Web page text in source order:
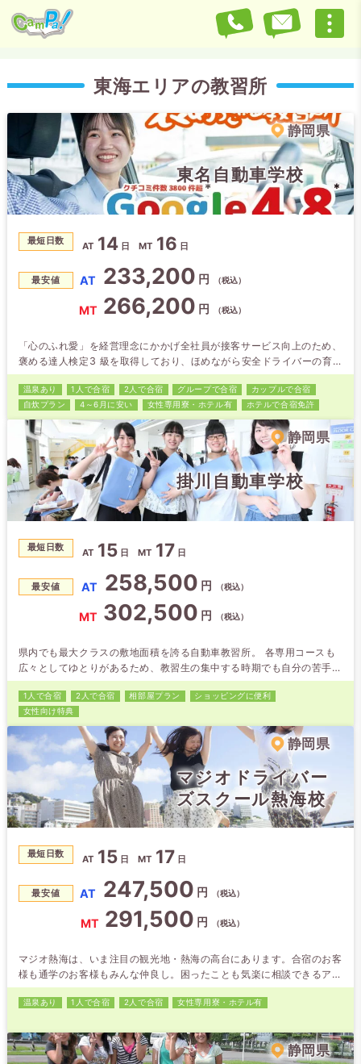
東海エリアの教習所
静岡県
東名自動車学校
最短日数 AT 14 日 MT 16 日
最安値 AT 233,200 円 （税込）
MT 266,200 円 （税込）
「心のふれ愛」を経営理念にかかげ全社員が接客サービス向上のため、
褒める達人検定3 級を取得しており、ほめながら安全ドライバーの育成
を目指しております。 お客様に楽しみながら勉強をしていただける環
境づくり（ハード面・ソフト面の充実）に平素から努力しております。
お客様の不安をいち早く解消して、安心して教習に専念できるよう全社
員で卒業までサポートする学校です。 教習が予定通り進むようお手伝
いさせて頂い…
温泉あり 1人で合宿 2人で合宿 グループで合宿
カップルで合宿
自炊プラン
4～6月に安い 女性専用寮・ホテル有 ホテルで合宿免許
静岡県
掛川自動車学校
最短日数 AT 15 日 MT 17 日
最安値 AT 258,500 円 （税込）
MT 302,500 円 （税込）
県内でも最大クラスの敷地面積を誇る自動車教習所。 各専用コースも
広々としてゆとりがあるため、教習生の集中する時期でも自分の苦手な
課題を何度でもチャレンジでき、着実にステップアップできます。
「いきなりコースに出るのは少し不安」という方のために、「トレーチ
ャー」というシミュレーション教習を1時限目に取り入れています。 指
導員はベテランから若手まで、確かな指導と適切なアドバイスが可能。
あなたの運転免許…
1人で合宿 2人で合宿 相部屋プラン ショッピングに便利
女性向け特典
静岡県
マジオドライバー
ズスクール熱海校
最短日数 AT 15 日 MT 17 日
最安値 AT 247,500 円 （税込）
MT 291,500 円 （税込）
マジオ熱海は、いま注目の観光地・熱海の高台にあります。合宿のお客
様も通学のお客様もみんな仲良し。困ったことも気楽に相談できるアッ
トホームな雰囲気です。 空き時間は熱海の街でグルメや観光スポット
を満喫。旅行気分を楽しみながら、運転技術が身につきます。 ●来宮
元グルメも盛りだくさん。 ●熱海海上花火大会も毎年大人気！ 【開催
予定】2026…
温泉あり 1人で合宿 2人で合宿 女性専用寮・ホテル有
静岡県